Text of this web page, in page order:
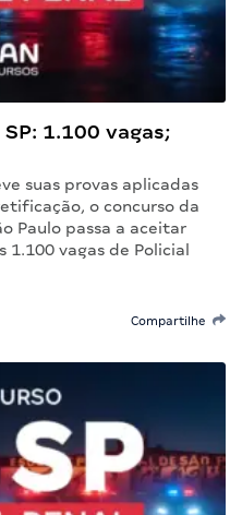
1.100 vagas;
suas provas aplicadas
o concurso da
Paulo passa a aceitar
vagas de Policial
Compartilhe